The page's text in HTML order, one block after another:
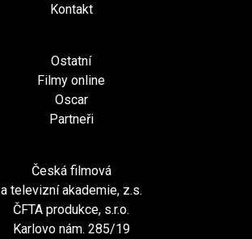
Kontakt
Ostatní
Filmy online
Oscar
Partneři
Česká filmová
a televizní akademie, z.s.
ČFTA produkce, s.r.o.
Karlovo nám. 285/19